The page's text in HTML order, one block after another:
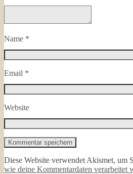
Name *
Email *
Website
Diese Website verwendet Akismet, um
wie deine Kommentardaten verarbeitet